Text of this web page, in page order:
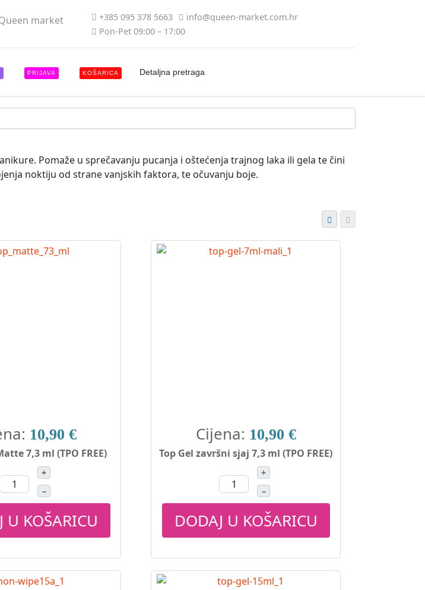
+385 095 378 5663
info@queen-market.com.hr
Pon-Pet 09:00 – 17:00
PRIJAVA KOŠARICA Detaljna pretraga
Pomaže u sprečavanju pucanja i oštećenja trajnog laka ili gela te čini
noktiju od strane vanjskih faktora, te očuvanju boje.
10,90 €
7,3 ml (TPO FREE)
+
–
U KOŠARICU
Cijena: 10,90 €
Top Gel završni sjaj 7,3 ml (TPO FREE)
+
–
DODAJ U KOŠARICU